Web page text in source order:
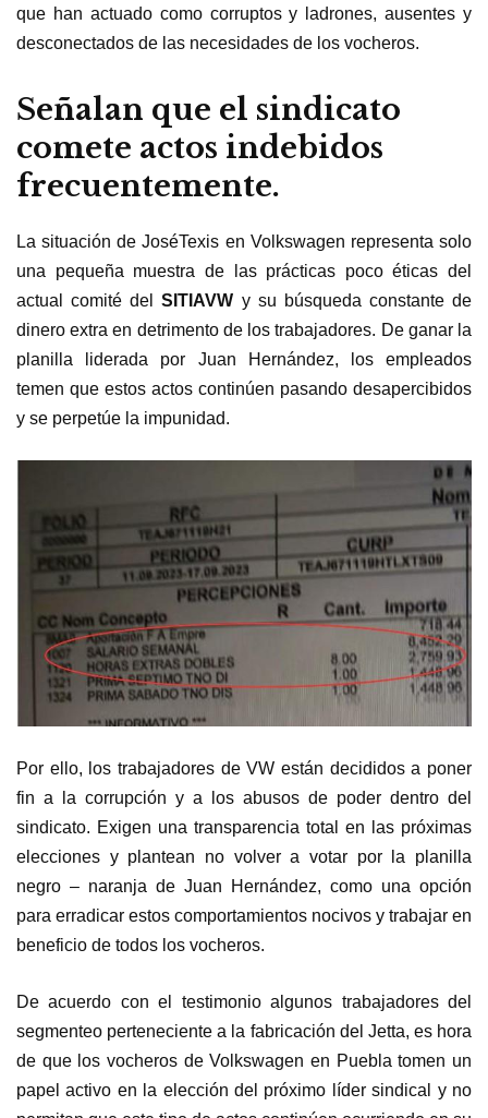
que han actuado como corruptos y ladrones, ausentes y
desconectados de las necesidades de los vocheros.
Señalan que el sindicato
comete actos indebidos
frecuentemente.
La situación de JoséTexis en Volkswagen representa solo
una pequeña muestra de las prácticas poco éticas del
actual comité delSITIAVW y su búsqueda constante de
dinero extra en detrimento de los trabajadores. De ganar la
planilla liderada por Juan Hernández, los empleados
temen que estos actos continúen pasando desapercibidos
y se perpetúe la impunidad.
Por ello, los trabajadores de VW están decididos a poner
fin a la corrupción y a los abusos de poder dentro del
sindicato. Exigen una transparencia total en las próximas
elecciones y plantean no volver a votar por la planilla
negro – naranja de Juan Hernández, como una opción
para erradicar estos comportamientos nocivos y trabajar en
beneficio de todos los vocheros.
De acuerdo con el testimonio algunos trabajadores del
segmenteo perteneciente a la fabricación del Jetta, es hora
de que los vocheros de Volkswagen en Puebla tomen un
papel activo en la elección del próximo líder sindical y no